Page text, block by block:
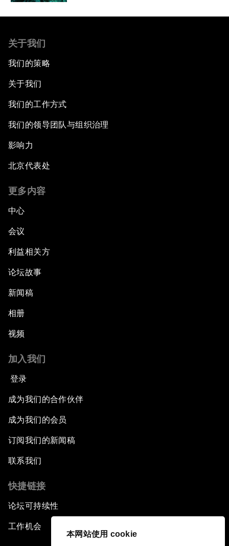
本网站使用 cookie
关于我们
我们的策略
关于我们
我们的工作方式
我们的领导团队与组织治理
影响力
北京代表处
更多内容
中心
会议
利益相关方
论坛故事
新闻稿
相册
视频
加入我们
登录
成为我们的合作伙伴
成为我们的会员
订阅我们的新闻稿
联系我们
快捷链接
论坛可持续性
工作机会